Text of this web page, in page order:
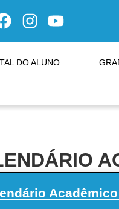
DO ALUNO
Acadêmico